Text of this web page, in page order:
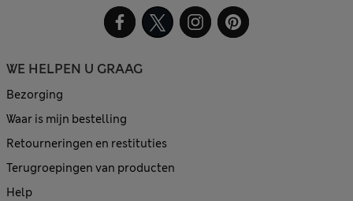
WE HELPEN U GRAAG
Bezorging
Waar is mijn bestelling
Retourneringen en restituties
Terugroepingen van producten
Help